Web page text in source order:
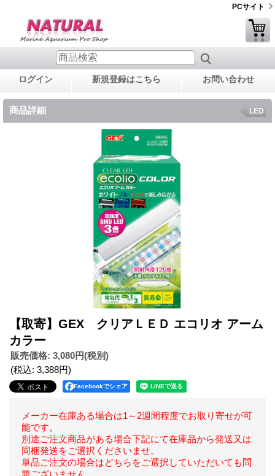
PCサイト
ログイン 新規登録はこちら お問い合わせ
商品詳細 LED
【取寄】GEX クリアＬＥＤ エコリオ アーム
カラー
販売価格: 3,080円(税別)
(税込: 3,388円)
Facebookでシェア
メーカー在庫ある場合は1～2週間程度でお取り寄せが可
能です。
別途ご注文商品がある場合下記にて在庫品から発送又は
同梱発送をご選択くださいませ。
単品ご注文の場合はどちらをご選択していただいても問
題ございません。